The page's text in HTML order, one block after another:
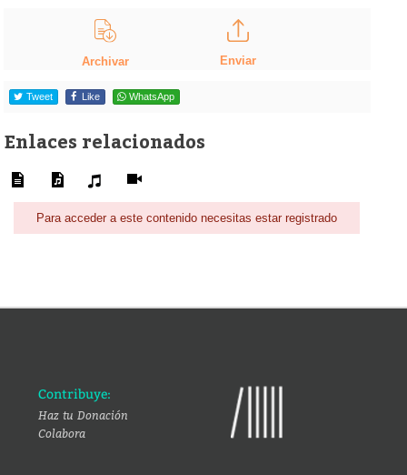
Archivar Enviar
Tweet Like WhatsApp
Enlaces relacionados
Para acceder a este contenido necesitas estar registrado
Contribuye:
Haz tu Donación
Colabora